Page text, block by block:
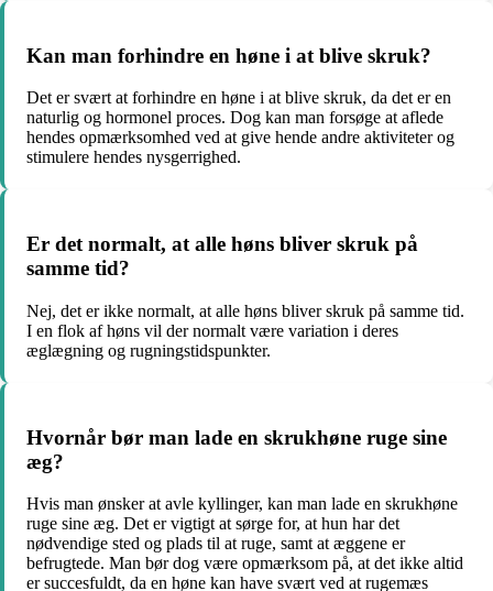
Kan man forhindre en høne i at blive skruk?
Det er svært at forhindre en høne i at blive skruk, da det er en
naturlig og hormonel proces. Dog kan man forsøge at aflede
hendes opmærksomhed ved at give hende andre aktiviteter og
stimulere hendes nysgerrighed.
Er det normalt, at alle høns bliver skruk på
samme tid?
Nej, det er ikke normalt, at alle høns bliver skruk på samme tid.
I en flok af høns vil der normalt være variation i deres
æglægning og rugningstidspunkter.
Hvornår bør man lade en skrukhøne ruge sine
æg?
Hvis man ønsker at avle kyllinger, kan man lade en skrukhøne
ruge sine æg. Det er vigtigt at sørge for, at hun har det
nødvendige sted og plads til at ruge, samt at æggene er
befrugtede. Man bør dog være opmærksom på, at det ikke altid
er succesfuldt, da en høne kan have svært ved at rugemæs